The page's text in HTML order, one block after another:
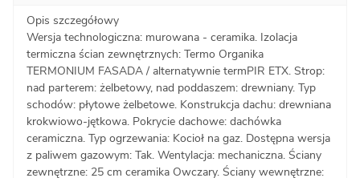
Opis szczegółowy
Wersja technologiczna: murowana - ceramika. Izolacja
termiczna ścian zewnętrznych: Termo Organika
TERMONIUM FASADA / alternatywnie termPIR ETX. Strop:
nad parterem: żelbetowy, nad poddaszem: drewniany. Typ
schodów: płytowe żelbetowe. Konstrukcja dachu: drewniana
krokwiowo-jętkowa. Pokrycie dachowe: dachówka
ceramiczna. Typ ogrzewania: Kocioł na gaz. Dostępna wersja
z paliwem gazowym: Tak. Wentylacja: mechaniczna. Ściany
zewnętrzne: 25 cm ceramika Owczary. Ściany wewnętrzne: